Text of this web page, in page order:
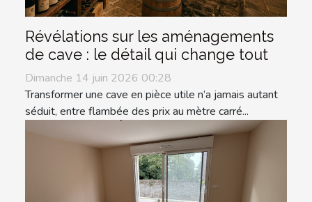
Révélations sur les aménagements
de cave : le détail qui change tout
Dimanche 14 juin 2026 00:28
Transformer une cave en pièce utile n’a jamais autant
séduit, entre flambée des prix au mètre carré...